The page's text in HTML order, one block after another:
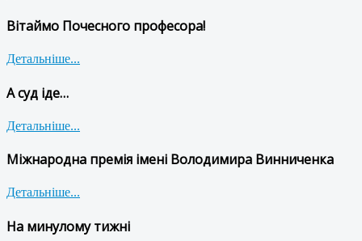
Вітаймо Почесного професора!
Детальніше...
А суд іде…
Детальніше...
Міжнародна премія імені Володимира Винниченка
Детальніше...
На минулому тижні